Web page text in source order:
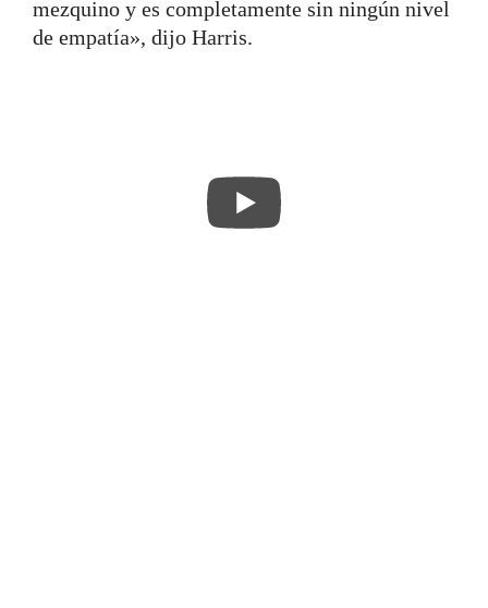
mezquino y es completamente sin ningún nivel
de empatía», dijo Harris.